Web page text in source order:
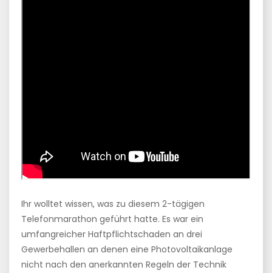
Ihr wolltet wissen, was zu diesem 2-tägigen
Telefonmarathon geführt hatte. Es war ein
umfangreicher Haftpflichtschaden an drei
Gewerbehallen an denen eine Photovoltaikanlage
nicht nach den anerkannten Regeln der Technik